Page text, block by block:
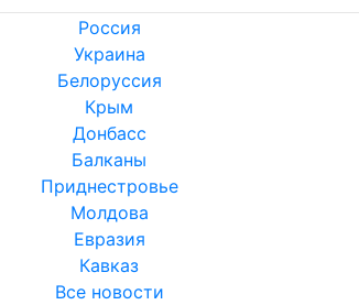
Россия
Украина
Белоруссия
Крым
Донбасс
Балканы
Приднестровье
Молдова
Евразия
Кавказ
Все новости